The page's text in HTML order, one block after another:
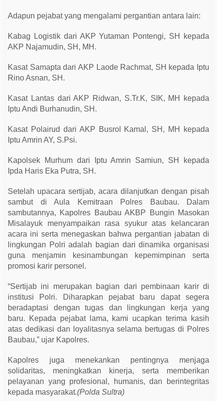
u
Adapun pejabat yang mengalami pergantian antara lain:
Kabag Logistik dari AKP Yutaman Pontengi, SH kepada
AKP Najamudin, SH, MH.
Kasat Samapta dari AKP Laode Rachmat, SH kepada Iptu
Rino Asnan, SH.
Kasat Lantas dari AKP Ridwan, S.Tr.K, SIK, MH kepada
Iptu Andi Burhanudin, SH.
Kasat Polairud dari AKP Busrol Kamal, SH, MH kepada
Iptu Amrin AY, S.Psi.
Kapolsek Murhum dari Iptu Amrin Samiun, SH kepada
Ipda Haris Eka Putra, SH.
Setelah upacara sertijab, acara dilanjutkan dengan pisah
sambut di Aula Kemitraan Polres Baubau. Dalam
sambutannya, Kapolres Baubau AKBP Bungin Masokan
Misalayuk menyampaikan rasa syukur atas kelancaran
acara ini serta menegaskan bahwa pergantian jabatan di
lingkungan Polri adalah bagian dari dinamika organisasi
guna menjamin kesinambungan kepemimpinan serta
promosi karir personel.
“Sertijab ini merupakan bagian dari pembinaan karir di
institusi Polri. Diharapkan pejabat baru dapat segera
beradaptasi dengan tugas dan lingkungan kerja yang
baru. Kepada pejabat lama, kami ucapkan terima kasih
atas dedikasi dan loyalitasnya selama bertugas di Polres
Baubau,” ujar Kapolres.
Kapolres juga menekankan pentingnya menjaga
solidaritas, meningkatkan kinerja, serta memberikan
pelayanan yang profesional, humanis, dan berintegritas
kepada masyarakat.(Polda Sultra)